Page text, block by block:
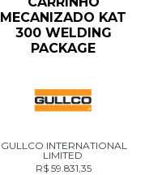
MECANIZADO KAT
300 WELDING
PACKAGE
GULLCO INTERNATIONAL
LIMITED
R$59.831,35